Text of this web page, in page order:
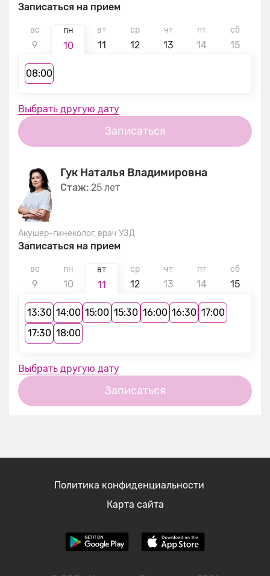
Записаться на прием
вс
9
пн
10
вт
11
ср
12
чт
13
пт
14
сб
15
08:00
Выбрать другую дату
Записаться
Гук Наталья Владимировна
Стаж: 25 лет
Акушер-гинеколог, врач УЗД
Записаться на прием
вс
9
пн
10
вт
11
ср
12
чт
13
пт
14
сб
15
13:30 14:00 15:00 15:30 16:00 16:30 17:00
17:30 18:00
Выбрать другую дату
Записаться
Политика конфиденциальности
Карта сайта